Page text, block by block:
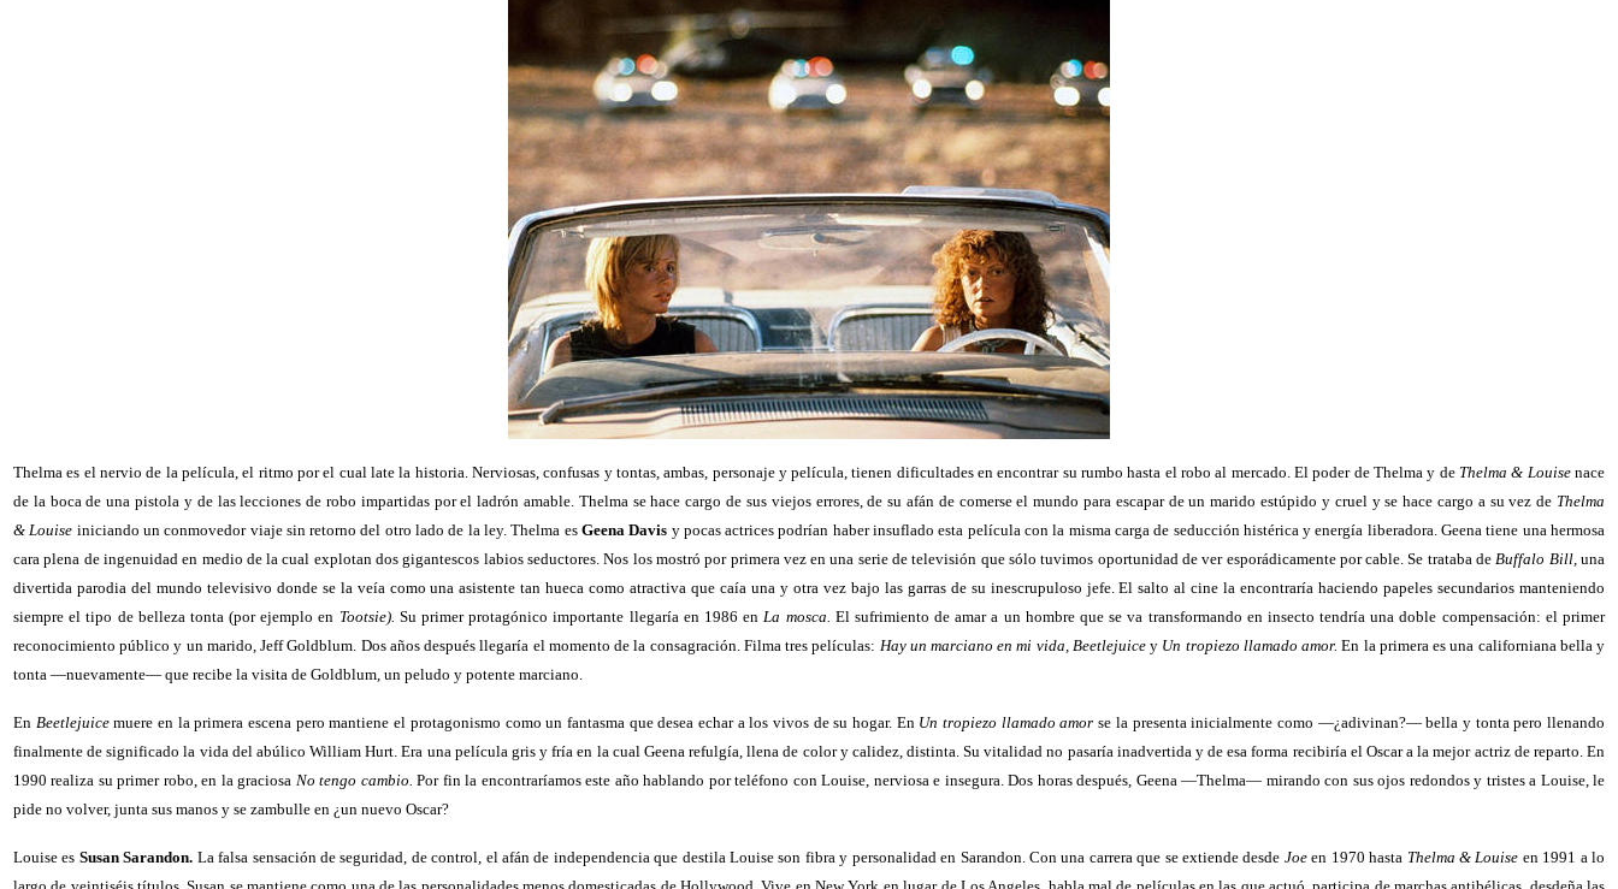
Thelma es el nervio de la película, el ritmo por el cual late la historia. Nerviosas, confusas y tontas, ambas, personaje y película, tienen dificultades en encontrar su rumbo hasta el robo al mercado. El poder de Thelma y de Thelma & Louisenace
de la boca de una pistola y de las lecciones de robo impartidas por el ladrón amable. Thelma se hace cargo de sus viejos errores, de su afán de comerse el mundo para escapar de un marido estúpido y cruel y se hace cargo a su vez de Thelma
& Louise iniciando un conmovedor viaje sin retorno del otro lado de la ley. Thelma es Geena Davis y pocas actrices podrían haber insuflado esta película con la misma carga de seducción histérica y energía liberadora. Geena tiene una hermosa
cara plena de ingenuidad en medio de la cual explotan dos gigantescos labios seductores. Nos los mostró por primera vez en una serie de televisión que sólo tuvimos oportunidad de ver esporádicamente por cable. Se trataba deBuffalo Bill,una
divertida parodia del mundo televisivo donde se la veía como una asistente tan hueca como atractiva que caía una y otra vez bajo las garras de su inescrupuloso jefe. El salto al cine la encontraría haciendo papeles secundarios manteniendo
siempre el tipo de belleza tonta (por ejemplo en Tootsie). Su primer protagónico importante llegaría en 1986 enLa mosca. El sufrimiento de amar a un hombre que se va transformando en insecto tendría una doble compensación: el primer
reconocimiento público y un marido, Jeff Goldblum. Dos años después llegaría el momento de la consagración. Filma tres películas: Hay un marciano en mi vida, Beetlejuicey Un tropiezo llamado amor. En la primera es una californiana bella y
tonta —nuevamente— que recibe la visita de Goldblum, un peludo y potente marciano.
En Beetlejuicemuere en la primera escena pero mantiene el protagonismo como un fantasma que desea echar a los vivos de su hogar. En Un tropiezo llamado amor se la presenta inicialmente como —¿adivinan?— bella y tonta pero llenando
finalmente de significado la vida del abúlico William Hurt. Era una película gris y fría en la cual Geena refulgía, llena de color y calidez, distinta. Su vitalidad no pasaría inadvertida y de esa forma recibiría el Oscar a la mejor actriz de reparto. En
1990 realiza su primer robo, en la graciosa No tengo cambio. Por fin la encontraríamos este año hablando por teléfono con Louise, nerviosa e insegura. Dos horas después, Geena —Thelma— mirando con sus ojos redondos y tristes a Louise, le
pide no volver, junta sus manos y se zambulle en ¿un nuevo Oscar?
Louise es Susan Sarandon. La falsa sensación de seguridad, de control, el afán de independencia que destila Louise son fibra y personalidad en Sarandon. Con una carrera que se extiende desde Joeen 1970 hasta Thelma & Louise en 1991 a lo